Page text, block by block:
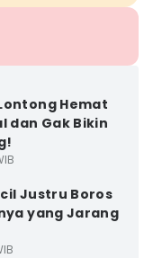
Hemat
dan Gak Bikin
Justru Boros
yang Jarang